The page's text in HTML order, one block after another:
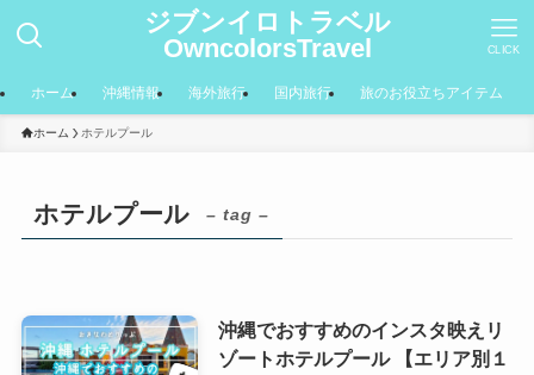
ジブンイロトラベル
OwncolorsTravel
CLICK
ホーム 沖縄情報 海外旅行 国内旅行 旅のお役立ちアイテム
ホーム ホテルプール
ホテルプール – tag –
沖縄でおすすめのインスタ映えリ
ゾートホテルプール 【エリア別１